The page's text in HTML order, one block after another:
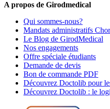
A propos de Girodmedical
Qui sommes-nous?
Mandats administratifs
Le Blog de GirodMedical
Nos engagements
Offre spéciale étudiants
Demande de devis
Bon de commande PDF
Découvrez Doctolib pour
Découvrez Doctolib : le